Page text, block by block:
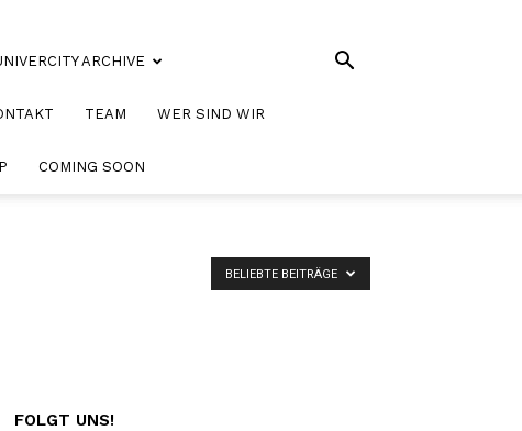
ARCHIVE
TEAM WER SIND WIR
COMING SOON
BELIEBTE BEITRÄGE
FOLGT UNS!